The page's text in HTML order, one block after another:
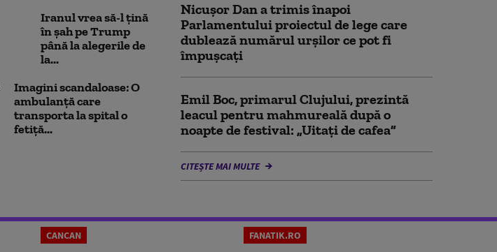
Iranul vrea să-l țină
în șah pe Trump
până la alegerile de
la...
Imagini scandaloase: O
ambulanță care
transporta la spital o
fetiță...
Nicușor Dan a trimis înapoi
Parlamentului proiectul de lege care
dublează numărul urșilor ce pot fi
împușcați
Emil Boc, primarul Clujului, prezintă
leacul pentru mahmureală după o
noapte de festival: „Uitați de cafea”
CITEȘTE MAI MULTE
CANCAN FANATIK.RO